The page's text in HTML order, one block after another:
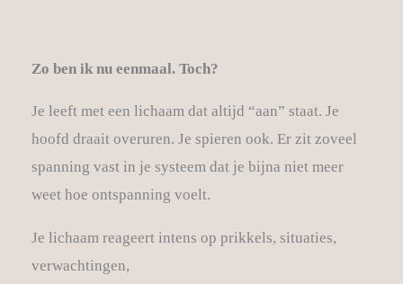
Zo ben ik nu eenmaal. Toch?
Je leeft met een lichaam dat altijd “aan” staat. Je
hoofd draait overuren. Je spieren ook. Er zit zoveel
spanning vast in je systeem dat je bijna niet meer
weet hoe ontspanning voelt.
Je lichaam reageert intens op prikkels, situaties,
verwachtingen,